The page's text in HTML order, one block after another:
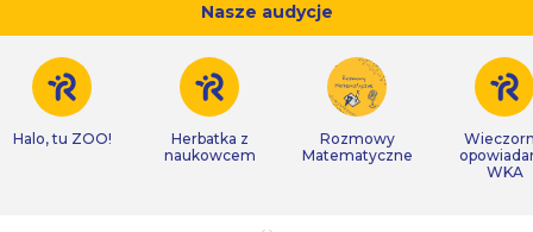
Nasze audycje
Halo, tu ZOO!
Herbatka z
naukowcem
Rozmowy
Matematyczne
WKA